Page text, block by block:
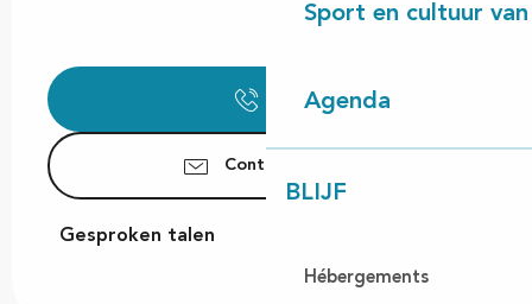
Sport en cultuur
Agenda
BLIJF
Hébergements
Contacteer ons
Gesproken talen
Gesproken talen